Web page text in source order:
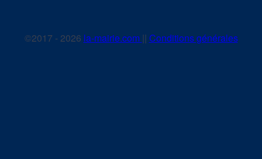
©2017 - 2026 la-mairie.com || Conditions générales